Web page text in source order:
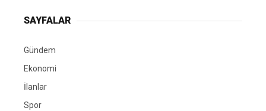
SAYFALAR
Gündem
Ekonomi
İlanlar
Spor